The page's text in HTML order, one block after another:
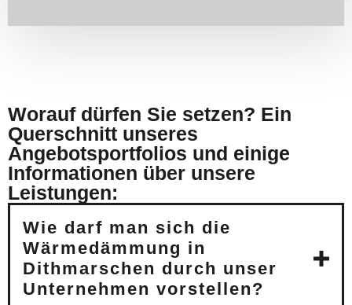
Worauf dürfen Sie setzen? Ein
Querschnitt unseres
Angebotsportfolios und einige
Informationen über unsere
Leistungen:
Wie darf man sich die
Wärmedämmung in
Dithmarschen durch unser
Unternehmen vorstellen?